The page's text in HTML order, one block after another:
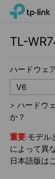
ClickTP-Link,
TL-
ハードウェ
V6
> ハードウ
か？
重要:モデル
によって異
日本語版は